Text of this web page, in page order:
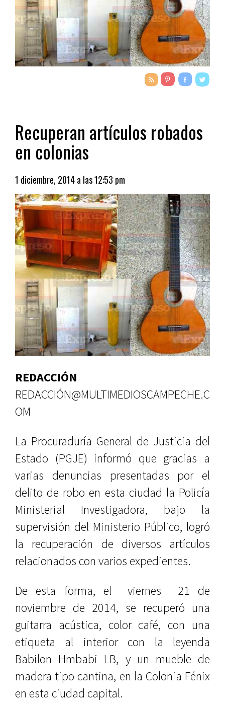
Recuperan artículos robados
en colonias
1 diciembre, 2014 a las 12:53 pm
REDACCIÓN
REDACCIÓN@MULTIMEDIOSCAMPECHE.C
OM
La Procuraduría General de Justicia del
Estado (PGJE) informó que gracias a
varias denuncias presentadas por el
delito de robo en esta ciudad la Policía
Ministerial Investigadora, bajo la
supervisión del Ministerio Público, logró
la recuperación de diversos artículos
relacionados con varios expedientes.
De esta forma, el viernes 21 de
noviembre de 2014, se recuperó una
guitarra acústica, color café, con una
etiqueta al interior con la leyenda
Babilon Hmbabi LB, y un mueble de
madera tipo cantina, en la Colonia Fénix
en esta ciudad capital.